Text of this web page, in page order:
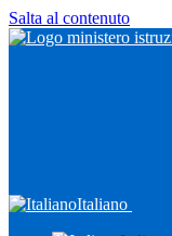
Salta al contenuto
Italiano